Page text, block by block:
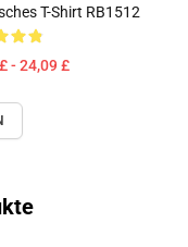
T-Shirt RB1512
- 24,09 £